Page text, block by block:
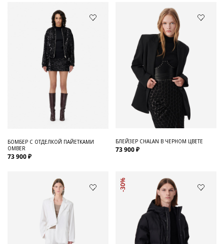
БОМБЕР С ОТДЕЛКОЙ ПАЙЕТКАМИ
OMBER
73 900 ₽
БЛЕЙЗЕР CHALAN В ЧЕРНОМ ЦВЕТЕ
73 900 ₽
-30%